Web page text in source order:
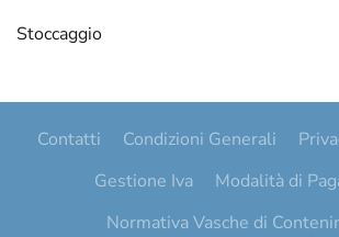
Stoccaggio
Contatti Condizioni Generali
Gestione Iva
Modalità di
Normativa Vasche di